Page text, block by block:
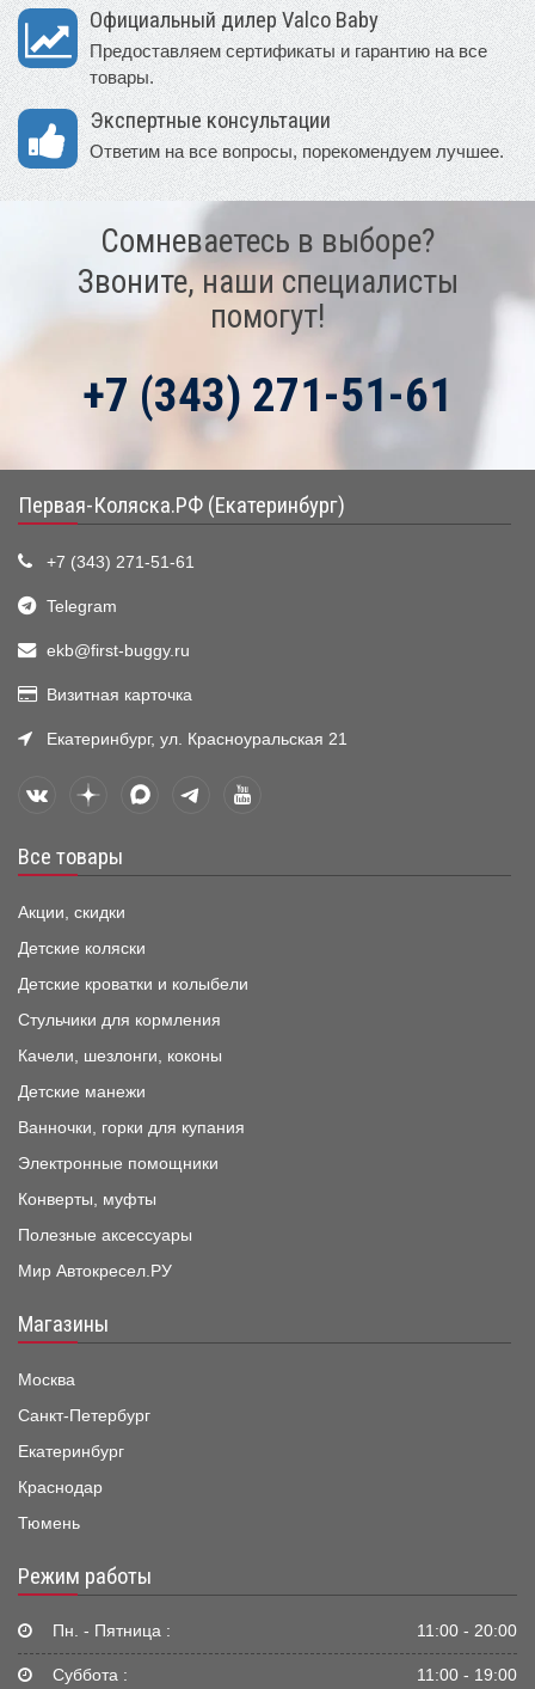
Официальный дилер Valco Baby
Предоставляем сертификаты и гарантию на все
товары.
Экспертные консультации
Ответим на все вопросы, порекомендуем лучшее.
Сомневаетесь в выборе?
Звоните, наши специалисты
помогут!
+7 (343) 271-51-61
Первая-Коляска.РФ (Екатеринбург)
+7 (343) 271-51-61
Telegram
ekb@first-buggy.ru
Визитная карточка
Екатеринбург, ул. Красноуральская 21
Все товары
Акции, скидки
Детские коляски
Детские кроватки и колыбели
Стульчики для кормления
Качели, шезлонги, коконы
Детские манежи
Ванночки, горки для купания
Электронные помощники
Конверты, муфты
Полезные аксессуары
Мир Автокресел.РУ
Магазины
Москва
Санкт-Петербург
Екатеринбург
Краснодар
Тюмень
Режим работы
Пн. - Пятница : 11:00 - 20:00
Суббота : 11:00 - 19:00